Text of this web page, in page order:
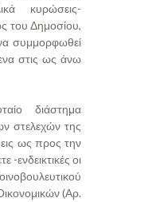
κυρώσεις-
του Δημοσίου,
να συμμορφωθεί
στις ως άνω
διάστημα
στελεχών της
ως προς την
-ενδεικτικές οι
(Αρ.